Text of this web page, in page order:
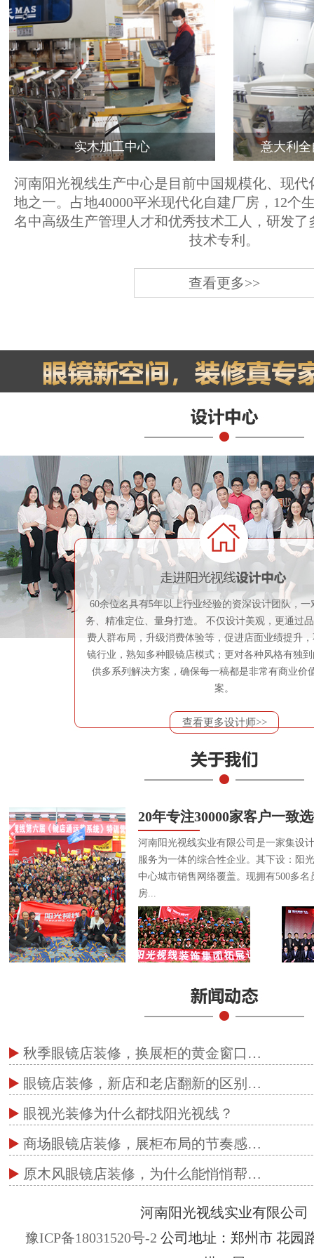
实木加工中心 意大利
河南阳光视线生产中心是目前中国规模化、现代
地之一。占地40000平米现代化自建厂房，12个
名中高级生产管理人才和优秀技术工人，研发了
技术专利。
查看更多>>
60余位名具有5年以上行业经验的资深设计团队，一
务、精准定位、量身打造。 不仅设计美观，更通过
费人群布局，升级消费体验等，促进店面业绩提升
镜行业，熟知多种眼镜店模式；更对各种风格有独
供多系列解决方案，确保每一稿都是非常有商业价
案。
查看更多设计师>>
20年专注30000家客户一致
河南阳光视线实业有限公司是一家集设
服务为一体的综合性企业。其下设：阳
中心城市销售网络覆盖。现拥有500多
房...
秋季眼镜店装修，换展柜的黄金窗口…
眼镜店装修，新店和老店翻新的区别…
眼视光装修为什么都找阳光视线？
商场眼镜店装修，展柜布局的节奏感…
原木风眼镜店装修，为什么能悄悄帮…
河南阳光视线实业有限公司
豫ICP备18031520号-2 公司地址：郑州市 花园